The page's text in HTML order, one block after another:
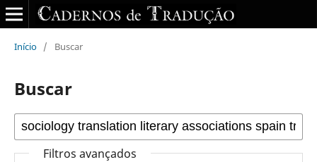
Início / Buscar
Buscar
Filtros avançados